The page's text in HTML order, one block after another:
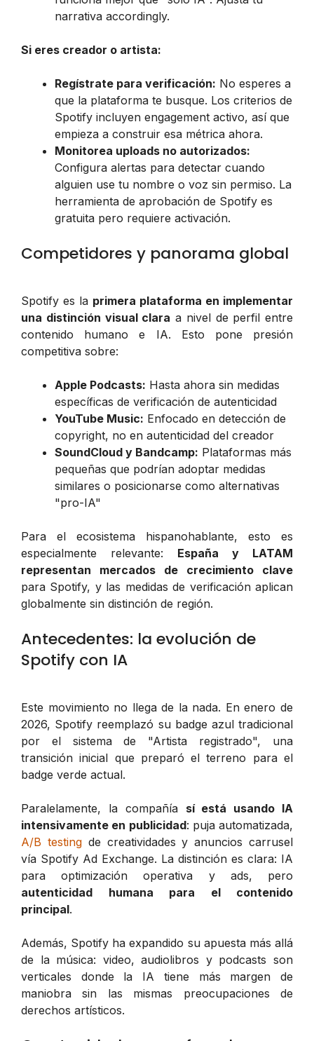
narrativa accordingly.
Si eres creador o artista:
Regístrate para verificación: No esperes a
que la plataforma te busque. Los criterios de
Spotify incluyen engagement activo, así que
empieza a construir esa métrica ahora.
Monitorea uploads no autorizados:
Configura alertas para detectar cuando
alguien use tu nombre o voz sin permiso. La
herramienta de aprobación de Spotify es
gratuita pero requiere activación.
Competidores y panorama global
Spotify es la primera plataforma en implementar
una distinción visual clara a nivel de perfil entre
contenido humano e IA. Esto pone presión
competitiva sobre:
Apple Podcasts: Hasta ahora sin medidas
específicas de verificación de autenticidad
YouTube Music: Enfocado en detección de
copyright, no en autenticidad del creador
SoundCloud y Bandcamp: Plataformas más
pequeñas que podrían adoptar medidas
similares o posicionarse como alternativas
"pro-IA"
Para el ecosistema hispanohablante, esto es
especialmente relevante: España y LATAM
representan mercados de crecimiento clave
para Spotify, y las medidas de verificación aplican
globalmente sin distinción de región.
Antecedentes: la evolución de
Spotify con IA
Este movimiento no llega de la nada. En enero de
2026, Spotify reemplazó su badge azul tradicional
por el sistema de "Artista registrado", una
transición inicial que preparó el terreno para el
badge verde actual.
Paralelamente, la compañía sí está usando IA
intensivamente en publicidad: puja automatizada,
A/B testingde creatividades y anuncios carrusel
vía Spotify Ad Exchange. La distinción es clara: IA
para optimización operativa y ads, pero
autenticidad humana para el contenido
principal.
Además, Spotify ha expandido su apuesta más allá
de la música: video, audiolibros y podcasts son
verticales donde la IA tiene más margen de
maniobra sin las mismas preocupaciones de
derechos artísticos.